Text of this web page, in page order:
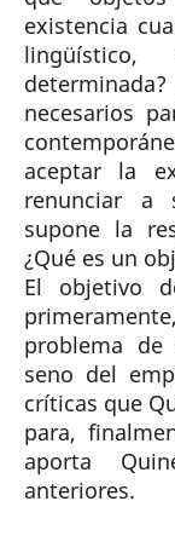
existencia
necesarios
aceptar la
renunciar a
supone la
¿Qué es un
El objetivo
problema
seno del
críticas que
para,
aporta
anteriores.